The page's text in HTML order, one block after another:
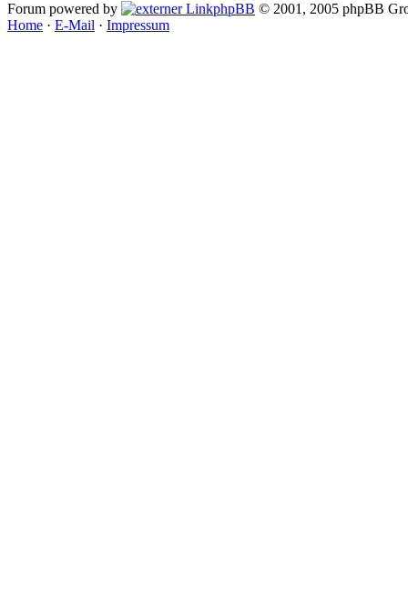
Forum powered by phpBB © 2001, 2005 phpBB
Home · E-Mail · Impressum